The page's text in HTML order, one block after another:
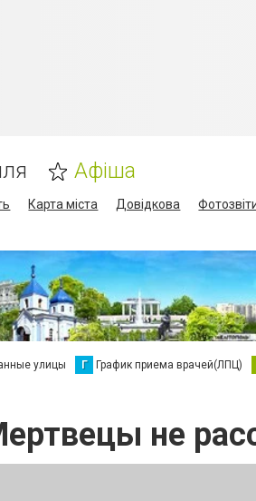
Афіша
Карта міста Довідкова
улицы Г График приема врачей(ЛПЦ)
не